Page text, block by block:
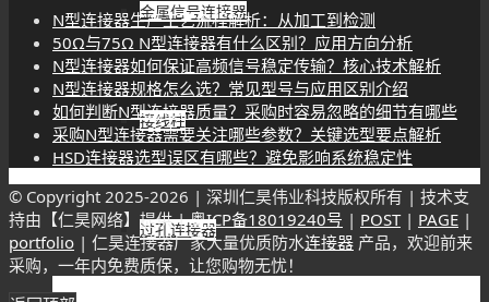
金属信号连接器
接线柱
过孔连接器
N型连接器生产工艺流程解析：从加工到检测
50Ω与75Ω N型连接器有什么区别？应用方向分析
N型连接器如何保证高频信号稳定传输？核心技术解析
N型连接器规格怎么选？常见型号与应用区别介绍
如何判断N型连接器质量？采购时容易忽略的细节有哪些
采购N型连接器需要关注哪些参数？关键选型要点解析
HSD连接器选型误区有哪些？避免影响系统稳定性
© Copyright 2025-2026 | 深圳仁昊伟业科技版权所有 | 技术支
持由【仁昊网络】提供 |粤ICP备18019240号 | POST| PAGE |
portfolio | 仁昊连接器厂家大量优质防水连接器 产品，欢迎前来
采购，一年内免费质保，让您购物无忧！